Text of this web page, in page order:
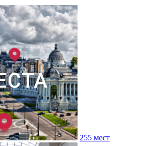
255 мест